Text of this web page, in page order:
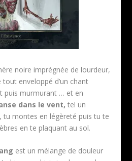
noire imprégnée de lourdeur,
enveloppé d’un chant
puis murmurant … et en
dans le vent, tel un
tu montes en légèreté puis tu te
en te plaquant au sol.
est un mélange de douleur